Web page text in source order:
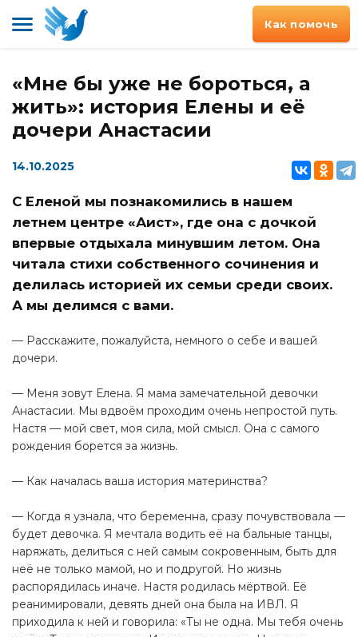
Как помочь
«Мне бы уже не бороться, а
жить»: история Елены и её
дочери Анастасии
14.10.2025
С Еленой мы познакомились в нашем
летнем центре «Аист», где она с дочкой
впервые отдыхала минувшим летом. Она
читала стихи собственного сочинения и
делилась историей их семьи среди своих.
А мы делимся с вами.
— Расскажите, пожалуйста, немного о себе и вашей
дочери.
— Меня зовут Елена. Я мама замечательной девочки
Анастасии. Мы вдвоём проходим очень непростой путь.
Настя — мой свет, моя сила, мой смысл. Она с самого
рождения борется за жизнь.
— Как началась ваша история материнства?
— Когда я узнала, что беременна, сразу почувствовала —
будет девочка. Я мечтала водить её на бальные танцы,
наряжать, делиться с ней самым сокровенным, быть для
неё не только мамой, но и подругой. Но жизнь
распорядилась иначе. Настя родилась мёртвой. Её
реанимировали, девять дней она была на ИВЛ. Я
приходила к ней и говорила: «Ты не одна. Мы тебя очень